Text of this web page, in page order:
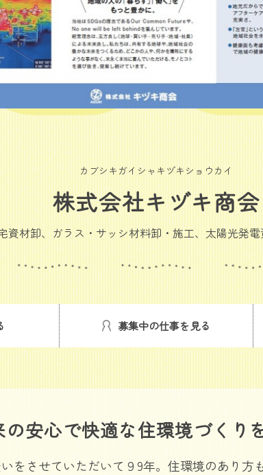
カブシキガイシャキヅキショウカイ
株式会社キヅキ商会
資材卸、ガラス・サッシ材料卸・施工、太陽光発
募集中の仕事を見る
の安心で快適な住環境づくり
をさせていただいて９9年。住環境のあり方